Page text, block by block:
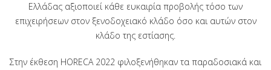
Ελλάδας αξιοποιεί κάθε ευκαιρία προβολής τόσο των
επιχειρήσεων στον ξενοδοχειακό κλάδο όσο και αυτών στον
κλάδο της εστίασης.
Στην έκθεση HORECA 2022 φιλοξενήθηκαν τα παραδοσιακά και